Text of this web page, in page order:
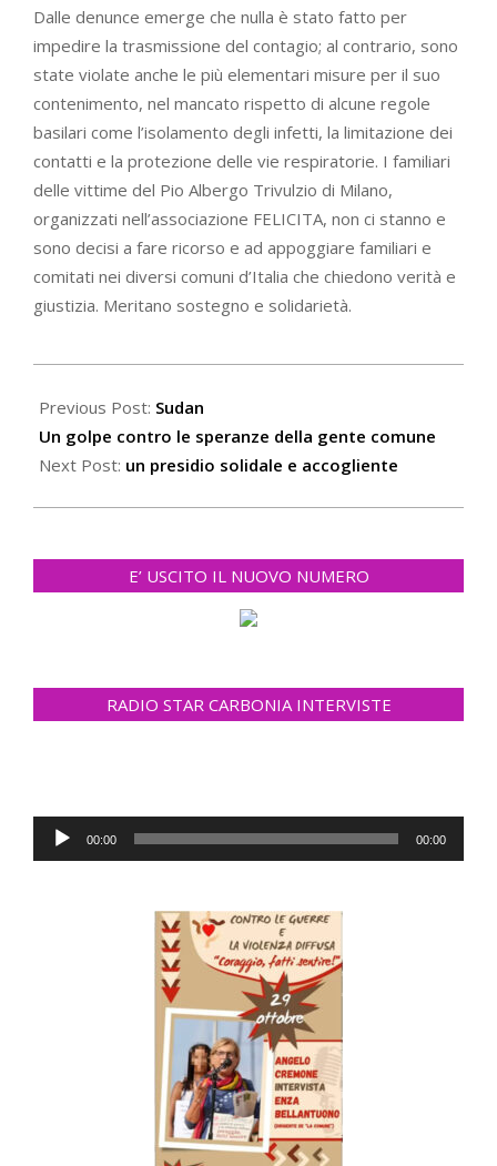
Dalle denunce emerge che nulla è stato fatto per
impedire la trasmissione del contagio; al contrario, sono
state violate anche le più elementari misure per il suo
contenimento, nel mancato rispetto di alcune regole
basilari come l’isolamento degli infetti, la limitazione dei
contatti e la protezione delle vie respiratorie. I familiari
delle vittime del Pio Albergo Trivulzio di Milano,
organizzati nell’associazione FELICITA, non ci stanno e
sono decisi a fare ricorso e ad appoggiare familiari e
comitati nei diversi comuni d’Italia che chiedono verità e
giustizia. Meritano sostegno e solidarietà.
10-
27
Previous Post: Sudan
Un golpe contro le speranze della gente comune
Next Post: un presidio solidale e accogliente
E’ USCITO IL NUOVO NUMERO
RADIO STAR CARBONIA INTERVISTE
Audio
Player
00:00 00:00